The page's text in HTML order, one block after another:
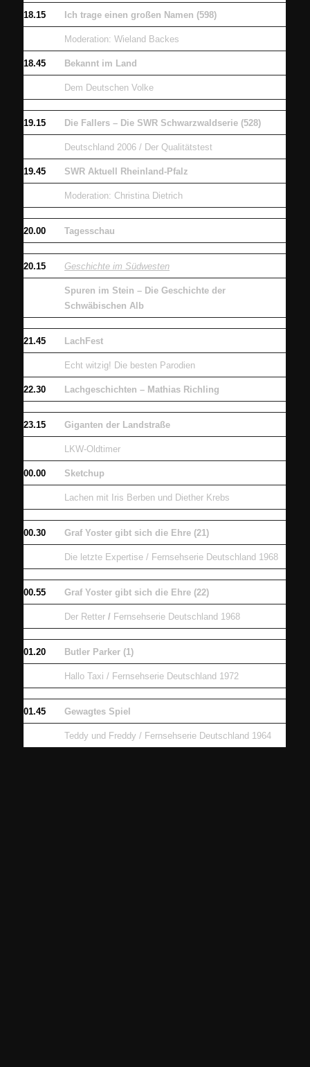
18.15 Ich trage einen großen Namen (598)
Moderation: Wieland Backes
18.45 Bekannt im Land
Dem Deutschen Volke
19.15 Die Fallers – Die SWR Schwarzwaldserie (528)
Deutschland 2006 / Der Qualitätstest
19.45 SWR Aktuell Rheinland-Pfalz
Moderation: Christina Dietrich
20.00 Tagesschau
20.15 Geschichte im Südwesten
Spuren im Stein – Die Geschichte der
Schwäbischen Alb
21.45 LachFest
Echt witzig! Die besten Parodien
22.30 Lachgeschichten – Mathias Richling
23.15 Giganten der Landstraße
LKW-Oldtimer
00.00 Sketchup
Lachen mit Iris Berben und Diether Krebs
00.30 Graf Yoster gibt sich die Ehre (21)
Die letzte Expertise / Fernsehserie Deutschland 1968
00.55 Graf Yoster gibt sich die Ehre (22)
Der Retter / Fernsehserie Deutschland 1968
01.20 Butler Parker (1)
Hallo Taxi / Fernsehserie Deutschland 1972
01.45 Gewagtes Spiel
Teddy und Freddy / Fernsehserie Deutschland 1964